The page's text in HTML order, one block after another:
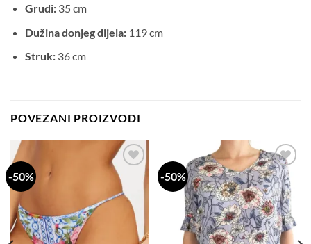
Grudi:35 cm
Dužina donjeg dijela:119 cm
Struk:36 cm
POVEZANI PROIZVODI
-50%
Dodaj
listu
želja
-50%
Dodaj
na
listu
želja